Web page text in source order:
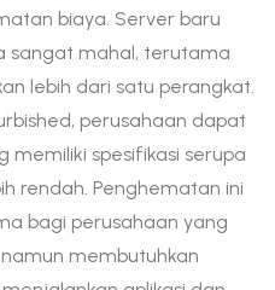
biaya. Server baru
sangat mahal, terutama
lebih dari satu perangkat.
perusahaan dapat
spesifikasi serupa
rendah. Penghematan ini
bagi perusahaan yang
membutuhkan